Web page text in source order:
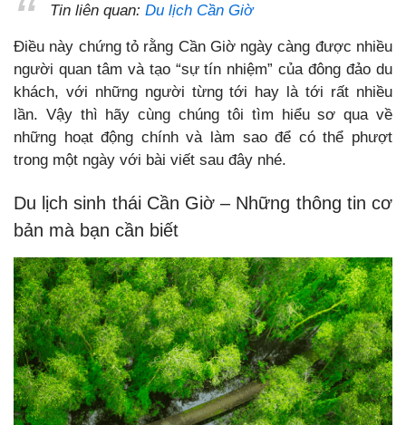
Tin liên quan: Du lịch Cần Giờ
Điều này chứng tỏ rằng Cần Giờ ngày càng được nhiều
người quan tâm và tạo “sự tín nhiệm” của đông đảo du
khách, với những người từng tới hay là tới rất nhiều
lần. Vậy thì hãy cùng chúng tôi tìm hiểu sơ qua về
những hoạt động chính và làm sao để có thể phượt
trong một ngày với bài viết sau đây nhé.
Du lịch sinh thái Cần Giờ – Những thông tin cơ
bản mà bạn cần biết